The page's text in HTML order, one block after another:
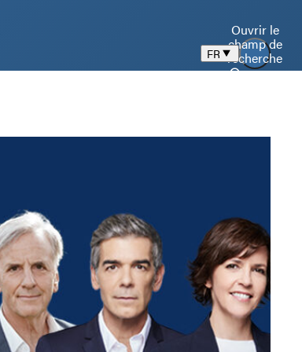
FR
Ouvrir le
champ de
recherche